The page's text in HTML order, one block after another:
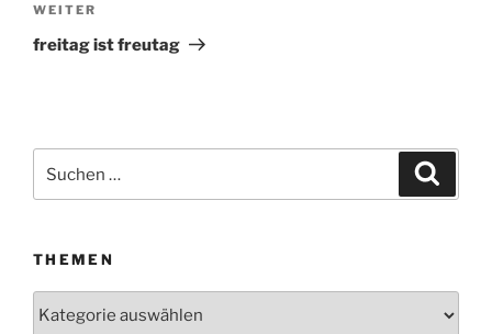
Nächster
Beitrag
WEITER
freitag ist freutag
nach:
THEMEN
Themen